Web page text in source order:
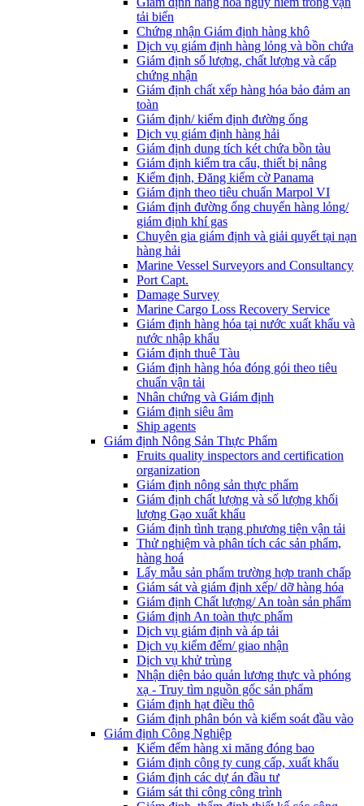
tải biển
Chứng nhận Giám định hàng khô
Dịch vụ giám định hàng lỏng và bồn chứa
Giám định số lượng, chất lượng và cấp
chứng nhận
Giám định chất xếp hàng hóa bảo đảm an
toàn
Giám định/ kiểm định đường ống
Dịch vụ giám định hàng hải
Giám định dung tích két chứa bồn tàu
Giám định kiểm tra cẩu, thiết bị nâng
Kiểm định, Đăng kiểm cờ Panama
Giám định theo tiêu chuẩn Marpol VI
Giám định đường ống chuyển hàng lỏng/
giám định khí gas
Chuyên gia giám định và giải quyết tại nạn
hàng hải
Marine Vessel Surveyors and Consultancy
Port Capt.
Damage Survey
Marine Cargo Loss Recovery Service
Giám định hàng hóa tại nước xuất khẩu và
nước nhập khẩu
Giám định thuê Tàu
Giám định hàng hóa đóng gói theo tiêu
chuẩn vận tải
Nhân chứng và Giám định
Giám định siêu âm
Ship agents
Giám định Nông Sản Thực Phẩm
Fruits quality inspectors and certification
organization
Giám định nông sản thực phẩm
Giám định chất lượng và số lượng khối
lượng Gạo xuất khẩu
Giám định tình trạng phương tiện vận tải
Thử nghiệm và phân tích các sản phẩm,
hàng hoá
Lấy mẫu sản phẩm trường hợp tranh chấp
Giám sát và giám định xếp/ dỡ hàng hóa
Giám định Chất lượng/ An toàn sản phẩm
Giám định An toàn thực phẩm
Dịch vụ giám định và áp tải
Dịch vụ kiểm đếm/ giao nhận
Dịch vụ khử trùng
Nhận diện bảo quản lương thực và phóng
xạ - Truy tìm nguồn gốc sản phẩm
Giám định hạt điều thô
Giám định phân bón và kiểm soát đầu vào
Giám định Công Nghiệp
Kiểm đếm hàng xi măng đóng bao
Giám định công ty cung cấp, xuất khẩu
Giám định các dự án đầu tư
Giám sát thi công công trình